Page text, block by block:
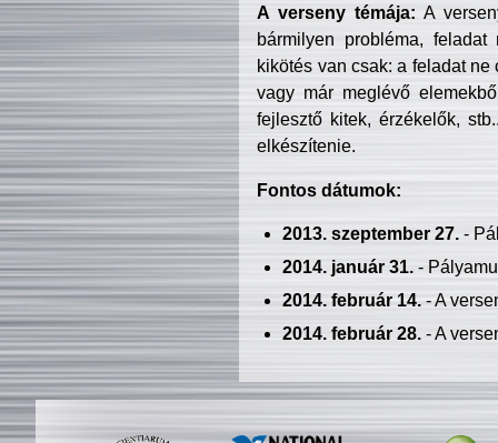
A verseny témája: A
bármilyen probléma, feladat
kikötés van csak: a feladat
vagy már meglévő
fejlesztő kitek, érzékelők,
elkészítenie.
Fontos dátumok:
2013. szeptember 27.-
2014. január 31.-
2014. február 14.- A
2014. február 28.- A